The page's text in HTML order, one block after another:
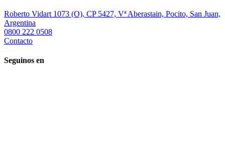
Roberto Vidart 1073 (O), CP 5427, Vª Aberastain, Pocito, San Juan,
Argentina
0800 222 0508
Contacto
Seguinos en